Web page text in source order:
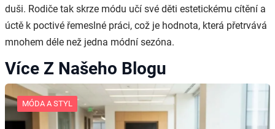
duši. Rodiče tak skrze módu učí své děti estetickému cítění a
úctě k poctivé řemeslné práci, což je hodnota, která přetrvává
mnohem déle než jedna módní sezóna.
Více Z Našeho Blogu
MÓDA A STYL